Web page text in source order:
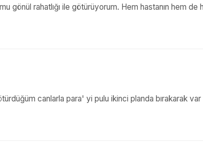
gönül rahatlığı ile götürüyorum. Hem hastanın hem de
canlarla para' yi pulu ikinci planda bırakarak var